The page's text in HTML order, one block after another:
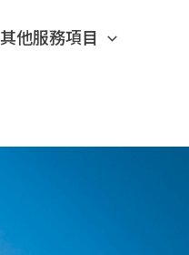
其他服務項目